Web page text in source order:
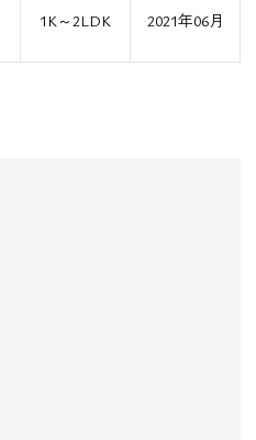
1K～2LDK 2021年06月